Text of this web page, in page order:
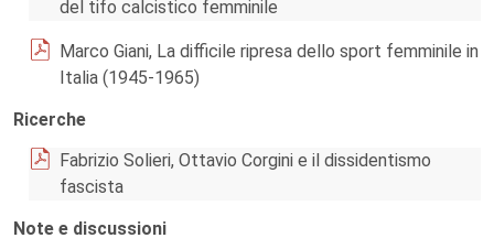
del tifo calcistico femminile
Marco Giani, La difficile ripresa dello sport femminile in
Italia (1945-1965)
Ricerche
Fabrizio Solieri, Ottavio Corgini e il dissidentismo
fascista
Note e discussioni